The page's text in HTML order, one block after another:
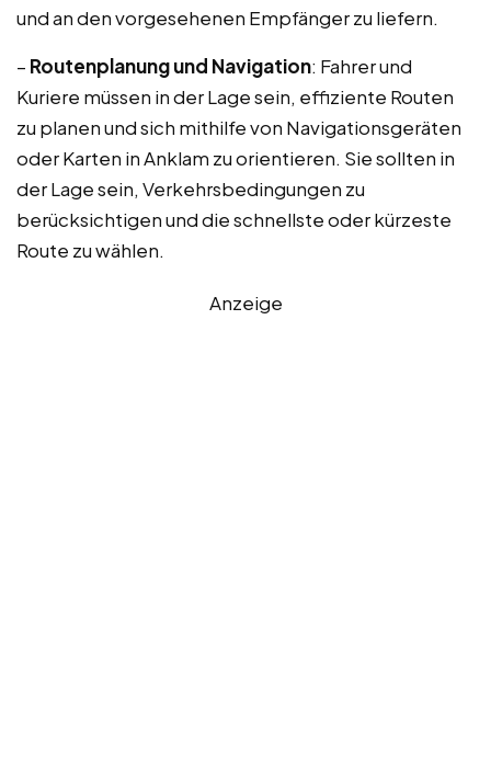
und an den vorgesehenen Empfänger zu liefern.
– Routenplanung und Navigation: Fahrer und
Kuriere müssen in der Lage sein, effiziente Routen
zu planen und sich mithilfe von Navigationsgeräten
oder Karten in Anklam zu orientieren. Sie sollten in
der Lage sein, Verkehrsbedingungen zu
berücksichtigen und die schnellste oder kürzeste
Route zu wählen.
Anzeige